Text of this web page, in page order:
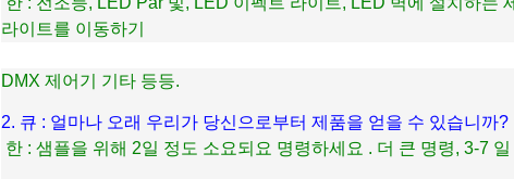
라이트를 이동하기
DMX 제어기 기타 등등.
2. 큐 : 얼마나 오래 우리가 당신으로부터 제품을 얻을 수 있습니까?
한 : 샘플을 위해 2일 정도 소요되요 명령하세요 . 더 큰 명령, 3-7